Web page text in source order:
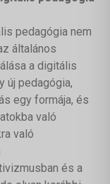
pedagógia nem
általános
a digitális
új pedagógia,
egy formája, és
való
való
és a